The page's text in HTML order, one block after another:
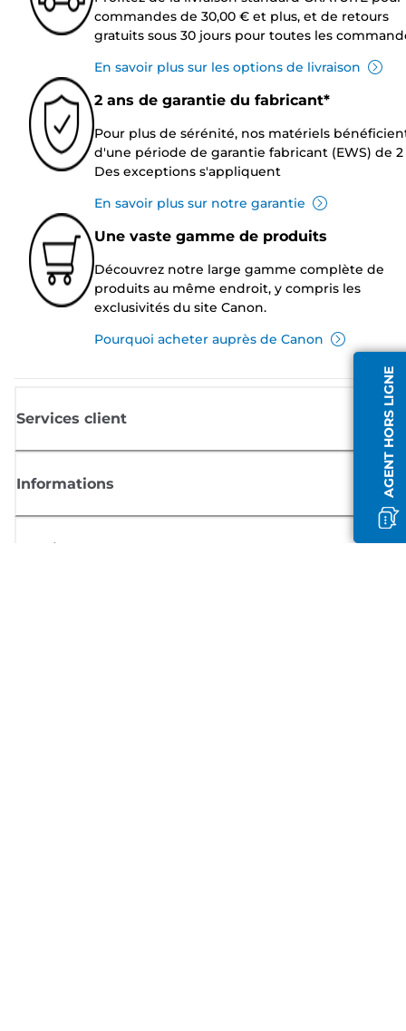
AGENT HORS LIGNE
commandes de 30,00 € et plus, et de retours
gratuits sous 30 jours pour toutes les
En savoir plus sur les options de livraison
2 ans de garantie du fabricant*
Pour plus de sérénité, nos matériels
d'une période de garantie fabricant (EWS) de 2
Des exceptions s'appliquent
En savoir plus sur notre garantie
Une vaste gamme de produits
Découvrez notre large gamme complète de
produits au même endroit, y compris les
exclusivités du site Canon.
Pourquoi acheter auprès de Canon
Services client
Informations
Boutique